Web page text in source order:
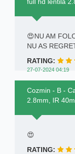
😍NU AM
NU AS
RATING:
27-07-2024 04:19
Cozmin - B -
2.8mm, IR
😍
RATING: